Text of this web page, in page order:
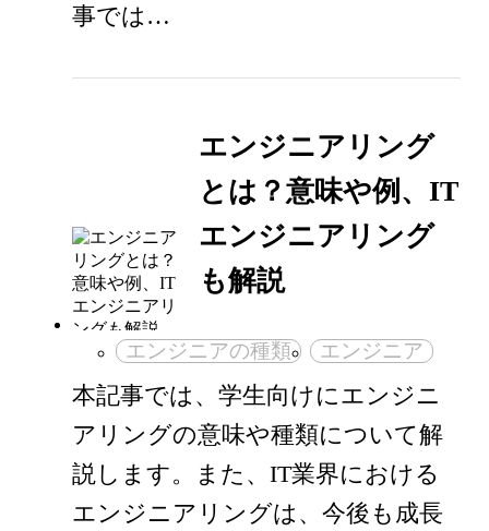
事では…
エンジニアリング
とは？意味や例、IT
エンジニアリング
も解説
エンジニアの種類 エンジニア
本記事では、学生向けにエンジニ
アリングの意味や種類について解
説します。また、IT業界における
エンジニアリングは、今後も成長